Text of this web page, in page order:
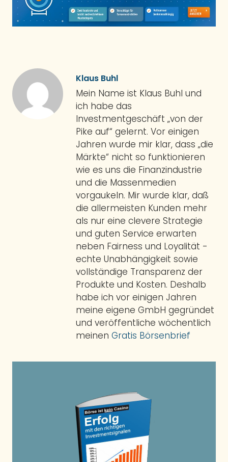
Klaus Buhl
Mein Name ist Klaus Buhl und
ich habe das
Investmentgeschäft „von der
Pike auf“ gelernt. Vor einigen
Jahren wurde mir klar, dass „die
Märkte“ nicht so funktionieren
wie es uns die Finanzindustrie
und die Massenmedien
vorgaukeln. Mir wurde klar, daß
die allermeisten Kunden mehr
als nur eine clevere Strategie
und guten Service erwarten
neben Fairness und Loyalität -
echte Unabhängigkeit sowie
vollständige Transparenz der
Produkte und Kosten. Deshalb
habe ich vor einigen Jahren
meine eigene GmbH gegründet
und veröffentliche wöchentlich
meinen Gratis Börsenbrief